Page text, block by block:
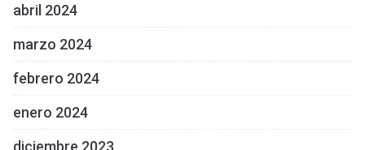
abril 2024
marzo 2024
febrero 2024
enero 2024
diciembre 2023